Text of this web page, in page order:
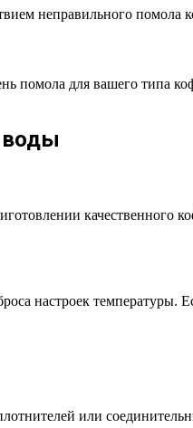
неправильного помола
помола для вашего типа
воды
качественного
настроек температуры.
или